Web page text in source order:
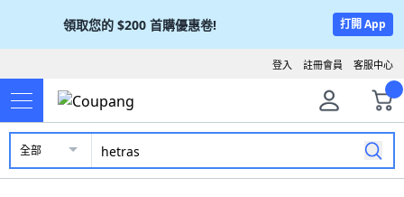
領取您的 $200 首購優惠卷! 打開 App
客服中心
註冊會員
登入
全部